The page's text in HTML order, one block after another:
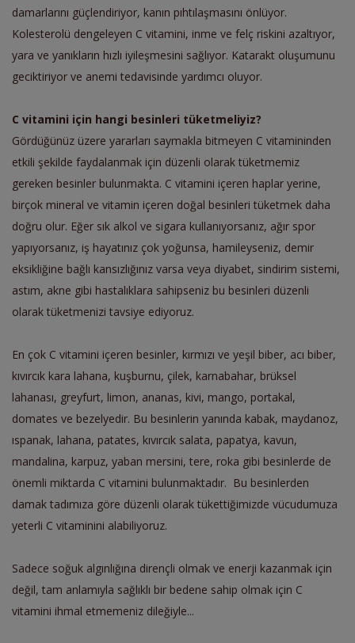
damarlarını güçlendiriyor, kanın pıhtılaşmasını önlüyor.
Kolesterolü dengeleyen C vitamini, inme ve felç riskini azaltıyor,
yara ve yanıkların hızlı iyileşmesini sağlıyor. Katarakt oluşumunu
geciktiriyor ve anemi tedavisinde yardımcı oluyor.
C vitamini için hangi besinleri tüketmeliyiz?
Gördüğünüz üzere yararları saymakla bitmeyen C vitamininden
etkili şekilde faydalanmak için düzenli olarak tüketmemiz
gereken besinler bulunmakta. C vitamini içeren haplar yerine,
birçok mineral ve vitamin içeren doğal besinleri tüketmek daha
doğru olur. Eğer sık alkol ve sigara kullanıyorsanız, ağır spor
yapıyorsanız, iş hayatınız çok yoğunsa, hamileyseniz, demir
eksikliğine bağlı kansızlığınız varsa veya diyabet, sindirim sistemi,
astım, akne gibi hastalıklara sahipseniz bu besinleri düzenli
olarak tüketmenizi tavsiye ediyoruz.
En çok C vitamini içeren besinler, kırmızı ve yeşil biber, acı biber,
kıvırcık kara lahana, kuşburnu, çilek, karnabahar, brüksel
lahanası, greyfurt, limon, ananas, kivi, mango, portakal,
domates ve bezelyedir. Bu besinlerin yanında kabak, maydanoz,
ıspanak, lahana, patates, kıvırcık salata, papatya, kavun,
mandalina, karpuz, yaban mersini, tere, roka gibi besinlerde de
önemli miktarda C vitamini bulunmaktadır. Bu besinlerden
damak tadımıza göre düzenli olarak tükettiğimizde vücudumuza
yeterli C vitaminini alabiliyoruz.
Sadece soğuk algınlığına dirençli olmak ve enerji kazanmak için
değil, tam anlamıyla sağlıklı bir bedene sahip olmak için C
vitamini ihmal etmemeniz dileğiyle...